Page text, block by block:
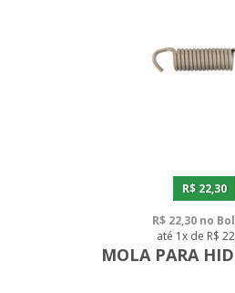
R$ 22,30
R$ 22,30 no
até 1x de R$
MOLA PARA